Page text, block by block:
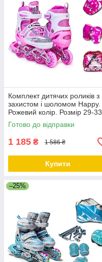
Комплект дитячих роликів з
захистом і шоломом Happy.
Рожевий колір. Розмір 29-33
Готово до відправки
1 185 ₴ 1 586 ₴
Купити
–25%